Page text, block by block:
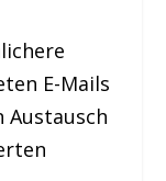
E-Mails